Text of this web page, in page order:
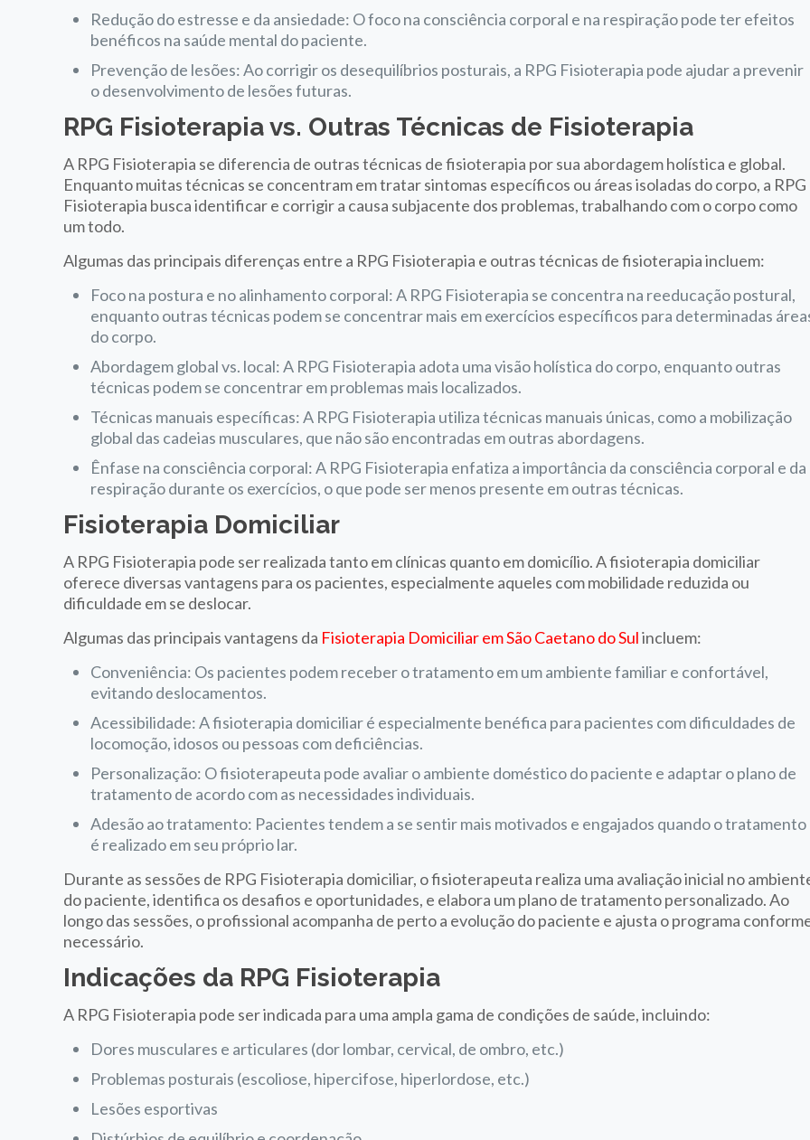
Redução do estresse e da ansiedade: O foco na consciência corporal e na respiração pode ter efeitos
benéficos na saúde mental do paciente.
Prevenção de lesões: Ao corrigir os desequilíbrios posturais, a RPG Fisioterapia pode ajudar a prevenir
o desenvolvimento de lesões futuras.
RPG Fisioterapia vs. Outras Técnicas de Fisioterapia
A RPG Fisioterapia se diferencia de outras técnicas de fisioterapia por sua abordagem holística e global.
Enquanto muitas técnicas se concentram em tratar sintomas específicos ou áreas isoladas do corpo, a RPG
Fisioterapia busca identificar e corrigir a causa subjacente dos problemas, trabalhando com o corpo como
um todo.
Algumas das principais diferenças entre a RPG Fisioterapia e outras técnicas de fisioterapia incluem:
Foco na postura e no alinhamento corporal: A RPG Fisioterapia se concentra na reeducação postural,
enquanto outras técnicas podem se concentrar mais em exercícios específicos para determinadas
do corpo.
Abordagem global vs. local: A RPG Fisioterapia adota uma visão holística do corpo, enquanto outras
técnicas podem se concentrar em problemas mais localizados.
Técnicas manuais específicas: A RPG Fisioterapia utiliza técnicas manuais únicas, como a mobilização
global das cadeias musculares, que não são encontradas em outras abordagens.
Ênfase na consciência corporal: A RPG Fisioterapia enfatiza a importância da consciência corporal e da
respiração durante os exercícios, o que pode ser menos presente em outras técnicas.
Fisioterapia Domiciliar
A RPG Fisioterapia pode ser realizada tanto em clínicas quanto em domicílio. A fisioterapia domiciliar
oferece diversas vantagens para os pacientes, especialmente aqueles com mobilidade reduzida ou
dificuldade em se deslocar.
Algumas das principais vantagens da Fisioterapia Domiciliar em São Caetano do Sulincluem:
Conveniência: Os pacientes podem receber o tratamento em um ambiente familiar e confortável,
evitando deslocamentos.
Acessibilidade: A fisioterapia domiciliar é especialmente benéfica para pacientes com dificuldades de
locomoção, idosos ou pessoas com deficiências.
Personalização: O fisioterapeuta pode avaliar o ambiente doméstico do paciente e adaptar o plano de
tratamento de acordo com as necessidades individuais.
Adesão ao tratamento: Pacientes tendem a se sentir mais motivados e engajados quando o tratamento
é realizado em seu próprio lar.
Durante as sessões de RPG Fisioterapia domiciliar, o fisioterapeuta realiza uma avaliação inicial no
do paciente, identifica os desafios e oportunidades, e elabora um plano de tratamento personalizado. Ao
longo das sessões, o profissional acompanha de perto a evolução do paciente e ajusta o programa
necessário.
Indicações da RPG Fisioterapia
A RPG Fisioterapia pode ser indicada para uma ampla gama de condições de saúde, incluindo:
Dores musculares e articulares (dor lombar, cervical, de ombro, etc.)
Problemas posturais (escoliose, hipercifose, hiperlordose, etc.)
Lesões esportivas